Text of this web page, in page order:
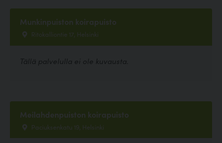
Munkinpuiston koirapuisto
Ritokalliontie 17, Helsinki
Tällä palvelulla ei ole kuvausta.
Meilahdenpuiston koirapuisto
Paciuksenkatu 19, Helsinki